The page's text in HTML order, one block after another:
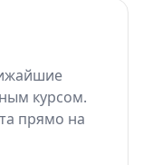
курсом.
прямо на